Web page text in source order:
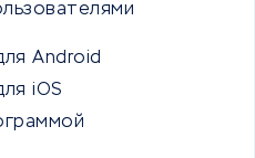
Android
iOS